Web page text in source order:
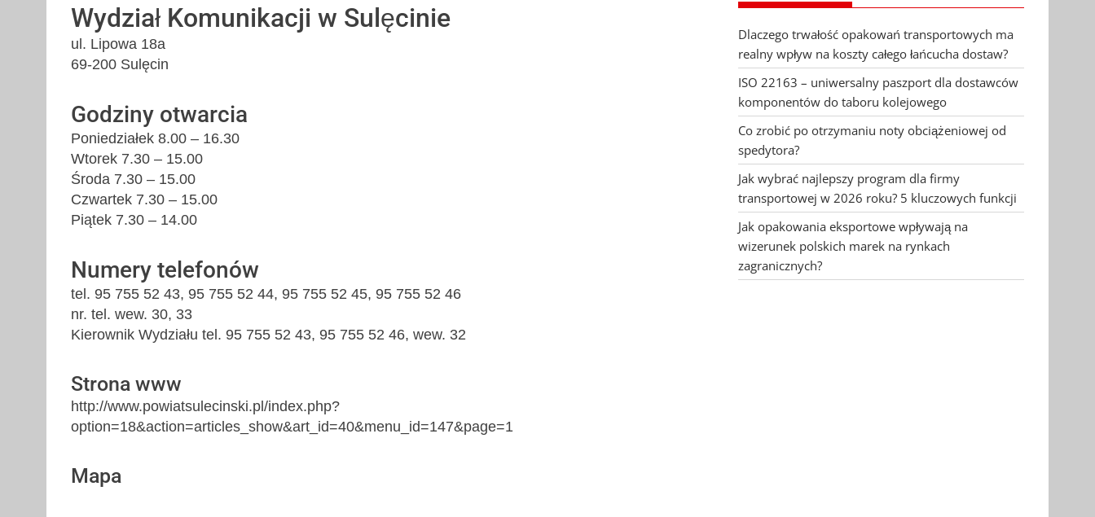
Wydział Komunikacji w Sulęcinie
ul. Lipowa 18a
69-200 Sulęcin
Godziny otwarcia
Poniedziałek 8.00 – 16.30
Wtorek 7.30 – 15.00
Środa 7.30 – 15.00
Czwartek 7.30 – 15.00
Piątek 7.30 – 14.00
Numery telefonów
tel. 95 755 52 43, 95 755 52 44, 95 755 52 45, 95 755 52 46
nr. tel. wew. 30, 33
Kierownik Wydziału tel. 95 755 52 43, 95 755 52 46, wew. 32
Strona www
http://www.powiatsulecinski.pl/index.php?
option=18&action=articles_show&art_id=40&menu_id=147&page=1
Mapa
Dlaczego trwałość opakowań transportowych ma
realny wpływ na koszty całego łańcucha dostaw?
ISO 22163 – uniwersalny paszport dla dostawców
komponentów do taboru kolejowego
Co zrobić po otrzymaniu noty obciążeniowej od
spedytora?
Jak wybrać najlepszy program dla firmy
transportowej w 2026 roku? 5 kluczowych funkcji
Jak opakowania eksportowe wpływają na
wizerunek polskich marek na rynkach
zagranicznych?